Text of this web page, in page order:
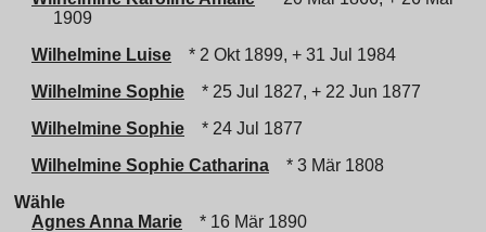
1909
Wilhelmine Luise
* 2 Okt 1899, + 31 Jul 1984
Wilhelmine Sophie
* 25 Jul 1827, + 22 Jun 1877
Wilhelmine Sophie
* 24 Jul 1877
Wilhelmine Sophie Catharina
* 3 Mär 1808
Wähle
Agnes Anna Marie
* 16 Mär 1890